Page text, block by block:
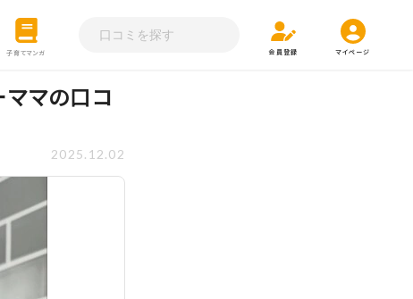
子育てマンガ 会員登録 マイページ
マの口コ
2025.12.02